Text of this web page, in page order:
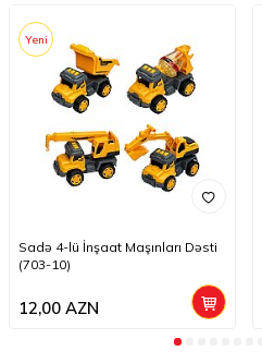
Yeni
Sadə 4-lü İnşaat Maşınları Dəsti
(703-10)
12,00 AZN